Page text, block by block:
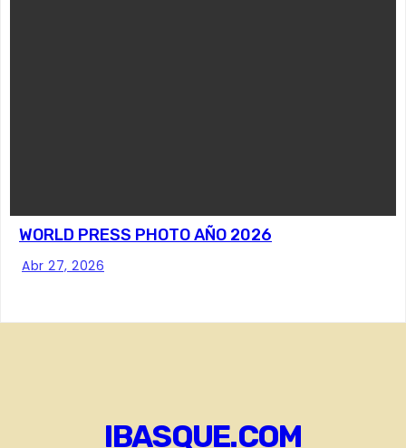
WORLD PRESS PHOTO AÑO 2026
Abr 27, 2026
IBASQUE.COM